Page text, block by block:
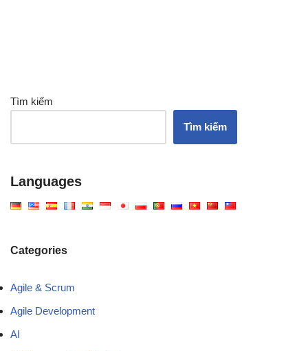
Tìm kiếm
Tìm kiếm
Languages
Categories
Agile & Scrum
Agile Development
AI